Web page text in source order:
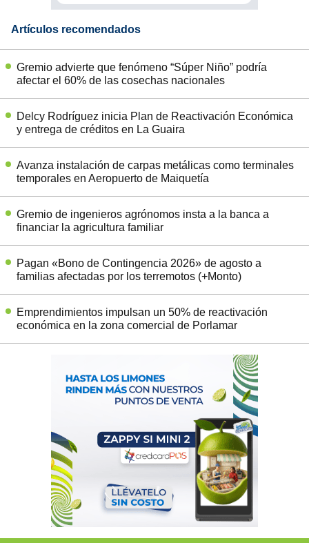
Artículos recomendados
Gremio advierte que fenómeno “Súper Niño” podría
afectar el 60% de las cosechas nacionales
Delcy Rodríguez inicia Plan de Reactivación Económica
y entrega de créditos en La Guaira
Avanza instalación de carpas metálicas como terminales
temporales en Aeropuerto de Maiquetía
Gremio de ingenieros agrónomos insta a la banca a
financiar la agricultura familiar
Pagan «Bono de Contingencia 2026» de agosto a
familias afectadas por los terremotos (+Monto)
Emprendimientos impulsan un 50% de reactivación
económica en la zona comercial de Porlamar